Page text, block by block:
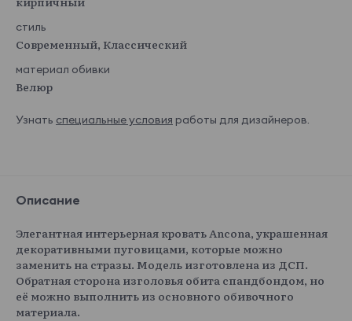
стиль
Современный, Классический
материал обивки
Велюр
Узнать специальные условия работы для дизайнеров.
Описание
Элегантная интерьерная кровать Ancona, украшенная
декоративными пуговицами, которые можно
заменить на стразы. Модель изготовлена из ДСП.
Обратная сторона изголовья обита спандбондом, но
её можно выполнить из основного обивочного
материала.